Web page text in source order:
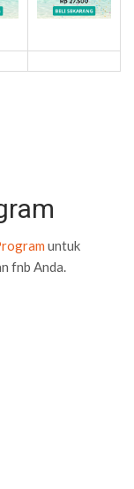
untuk
fnb Anda.